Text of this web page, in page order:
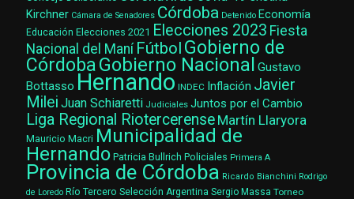
Kirchner Cámara de Senadores Córdoba Detenido Economía
Educación Elecciones 2021 Elecciones 2023 Fiesta
Nacional del Maní Fútbol Gobierno de
CórdobaGobierno Nacional Gustavo
Bottasso Hernando INDEC Inflación Javier
Milei Juan Schiaretti Judiciales Juntos por el Cambio
Liga Regional Riotercerense Martín Llaryora
Mauricio Macri Municipalidad de
Hernando Patricia Bullrich Policiales Primera A
Provincia de Córdoba Ricardo Bianchini Rodrigo
de Loredo Río Tercero Selección Argentina Sergio Massa Torneo